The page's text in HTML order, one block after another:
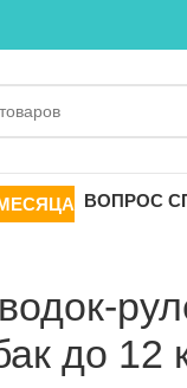
ВОПРОС
до 12